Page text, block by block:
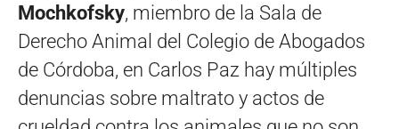
Mochkofsky, miembro de la Sala de
Derecho Animal del Colegio de Abogados
de Córdoba, en Carlos Paz hay múltiples
denuncias sobre maltrato y actos de